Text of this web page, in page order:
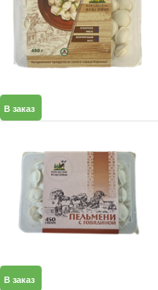
В заказ
В заказ